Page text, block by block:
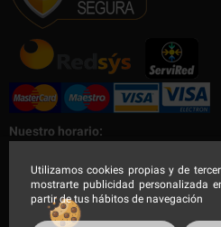
Utilizamos cookies propias y de
mostrarte publicidad personalizada
partir de tus hábitos de navegación
Nuestro horario:
Nuestro horario de Lunes a Viernes
Mañana de 9:00 a 14:30h - Tarde de